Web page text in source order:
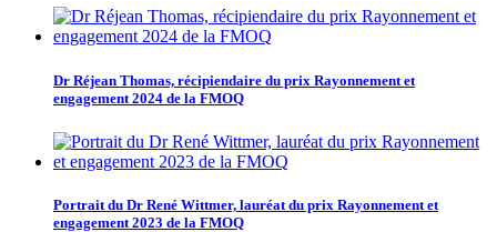
Dr Réjean Thomas, récipiendaire du prix Rayonnement et
engagement 2024 de la FMOQ
Portrait du Dr René Wittmer, lauréat du prix Rayonnement et
engagement 2023 de la FMOQ